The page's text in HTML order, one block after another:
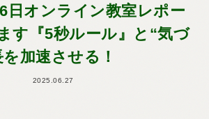
日オンライン教室レポー
す『5秒ルール』と“気づ
加速させる！
2025.06.27